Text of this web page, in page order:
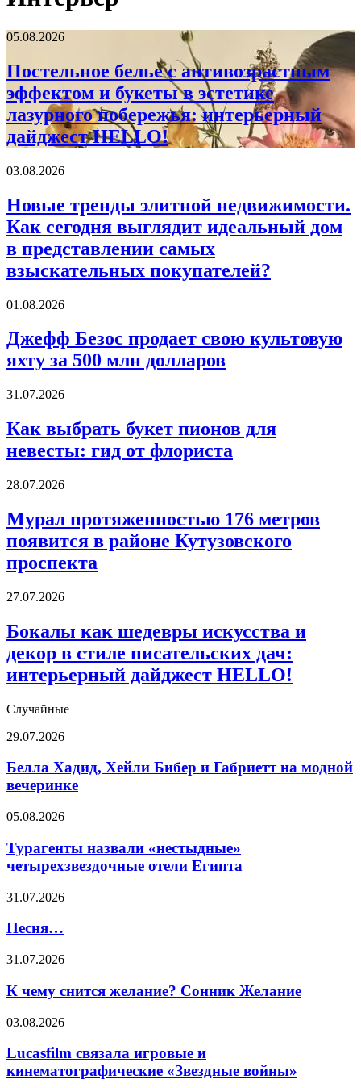
Постельное
с
антивозрастным
эффектом
букеты
в
эстетике
лазурного
интерьерный
дайджест
HELLO!
05.08.2026
Постельное белье с антивозрастным
эффектом и букеты в эстетике
лазурного побережья: интерьерный
дайджест HELLO!
Новые
элитной
недвижимости.
Как
выглядит
идеальный
в
самых
взыскательных
покупателей?
03.08.2026
Новые тренды элитной недвижимости.
Как сегодня выглядит идеальный дом
в представлении самых
взыскательных покупателей?
Джефф
продает
свою
культовую
за
млн
долларов
01.08.2026
Джефф Безос продает свою культовую
яхту за 500 млн долларов
Как
букет
пионов
для
гид
флориста
31.07.2026
Как выбрать букет пионов для
невесты: гид от флориста
Мурал
176
метров
появится
районе
проспекта
28.07.2026
Мурал протяженностью 176 метров
появится в районе Кутузовского
проспекта
Бокалы
шедевры
искусства
и
в
писательских
интерьерный
HELLO!
27.07.2026
Бокалы как шедевры искусства и
декор в стиле писательских дач:
интерьерный дайджест HELLO!
Случайные
Белла
Хейли
и
на
вечеринке
29.07.2026
Белла Хадид, Хейли Бибер и Габриетт на модной
вечеринке
Турагенты
«нестыдные»
четырехзвездочные
отели
05.08.2026
Турагенты назвали «нестыдные»
четырехзвездочные отели Египта
Песня…
31.07.2026
Песня…
К
снится
желание?
Сонник
Желание
31.07.2026
К чему снится желание? Сонник Желание
Lucasfilm
игровые
кинематографические
03.08.2026
Lucasfilm связала игровые и
кинематографические «Звездные войны»